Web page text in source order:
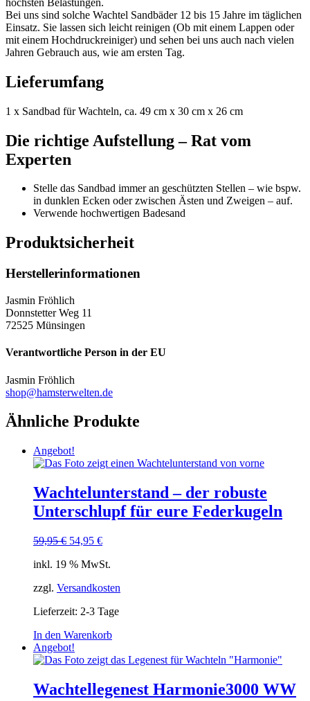
Bei uns sind solche Wachtel Sandbäder 12 bis 15 Jahre im täglichen
Einsatz. Sie lassen sich leicht reinigen (Ob mit einem Lappen oder
mit einem Hochdruckreiniger) und sehen bei uns auch nach vielen
Jahren Gebrauch aus, wie am ersten Tag.
Lieferumfang
1 x Sandbad für Wachteln, ca. 49 cm x 30 cm x 26 cm
Die richtige Aufstellung – Rat vom
Experten
Stelle das Sandbad immer an geschützten Stellen – wie bspw.
in dunklen Ecken oder zwischen Ästen und Zweigen – auf.
Verwende hochwertigen Badesand
Produktsicherheit
Herstellerinformationen
Jasmin Fröhlich
Donnstetter Weg 11
72525 Münsingen
Verantwortliche Person in der EU
Jasmin Fröhlich
shop@hamsterwelten.de
Ähnliche Produkte
Angebot!
Wachtelunterstand – der robuste
Unterschlupf für eure Federkugeln
59,95€ Ursprünglicher
war:
54,95 €Aktueller
ist:
inkl. 19 % MwSt.
zzgl. Versandkosten
Lieferzeit: 2-3 Tage
In den Warenkorb
Angebot!
Wachtellegenest Harmonie3000 WW